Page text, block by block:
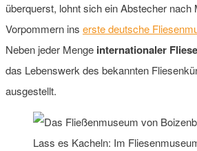
überquerst, lohnt sich ein Abstecher nach
Vorpommern ins erste deutsche
Neben jeder Menge internationaler
das Lebenswerk des bekannten
ausgestellt.
Lass es Kacheln: Im